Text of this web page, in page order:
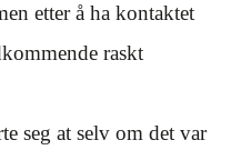
etter å ha kontaktet
raskt
seg at selv om det var